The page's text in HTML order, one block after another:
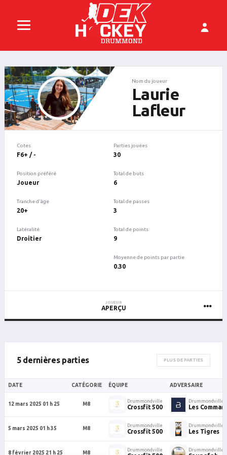
Nom du joueur
Laurie
Lafleur
Cotes
F6+ / -
Position préféré
Joueur
Tranche d'âge
20+
Latéralité
Droitier
Parties jouées
30
Total de buts
6
Total de passes
3
Total de points
9
Moyenne de points par partie
0.30
JOUEUR
APERÇU
5 dernières parties PLUS DE PARTIES
DATE CATÉGORIE ÉQUIPE ADVERSAIRE
12 mars 2025 01 h 25 M8
Drummondville
Crossfit 500
Drummondville
Les
5 mars 2025 01 h 35 M8
Drummondville
Crossfit 500
Drummondville
Les Tigres
8 février 2025 21 h 25 M8
Drummondville Drummondville